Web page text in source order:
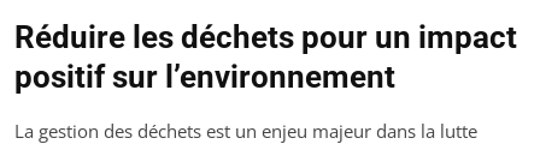
Réduire les déchets pour un impact
positif sur l’environnement
La gestion des déchets est un enjeu majeur dans la lutte